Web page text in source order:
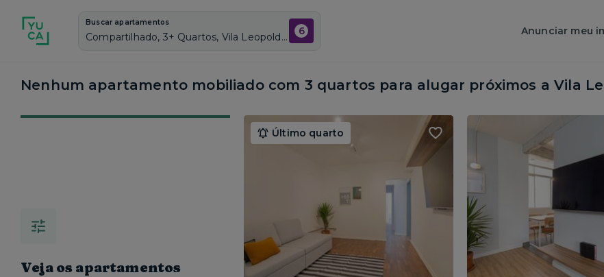
Buscar apartamentos
Compartilhado, 3+ Quartos, Vila Leopoldina, Vagas de garagem: Sim, Mobiliado, Piscina 6 Anunciar meu
Nenhum apartamento mobiliado com 3 quartos para alugar próximos aVila
Veja os apartamentos
Último quarto